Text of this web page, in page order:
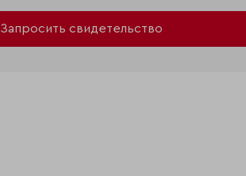
Запросить свидетельство